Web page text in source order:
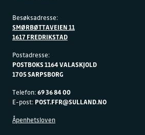
Besøksadresse:
SMØRBØTTAVEIEN 11
1617 FREDRIKSTAD
Postadresse:
POSTBOKS 1164 VALASKJOLD
1705 SARPSBORG
Telefon:69 36 84 00
E-post: POST.FFR@SULLAND.NO
Åpenhetsloven